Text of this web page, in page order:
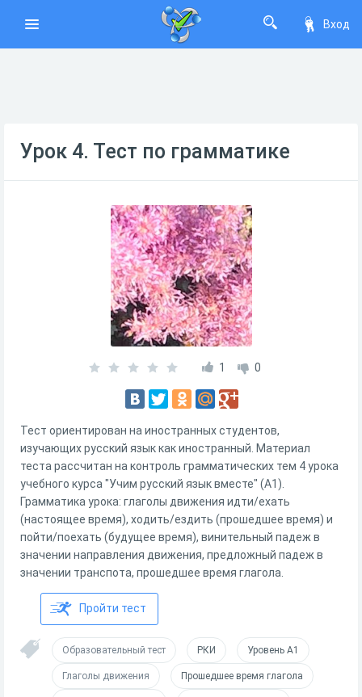
Вход
Урок 4. Тест по грамматике
1 0
Тест ориентирован на иностранных студентов,
изучающих русский язык как иностранный. Материал
теста рассчитан на контроль грамматических тем 4 урока
учебного курса "Учим русский язык вместе" (А1).
Грамматика урока: глаголы движения идти/ехать
(настоящее время), ходить/ездить (прошедшее время) и
пойти/поехать (будущее время), винительный падеж в
значении направления движения, предложный падеж в
значении транспота, прошедшее время глагола.
Пройти тест
Образовательный тест РКИ Уровень А1
Глаголы движения Прошедшее время глагола